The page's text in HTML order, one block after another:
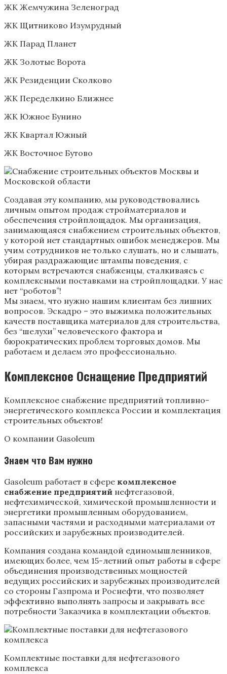
ЖК Жемчужина Зеленоград
ЖК Щитниково Изумрудный
ЖК Парад Планет
ЖК Золотые Ворота
ЖК Резиденции Сколково
ЖК Переделкино Ближнее
ЖК Южное Бунино
ЖК Квартал Южный
ЖК Восточное Бутово
Создавая эту компанию, мы руководствовались
личным опытом продаж стройматериалов и
обеспечения стройплощадок. Мы организация,
занимающаяся снабжением строительных объектов,
у которой нет стандартных ошибок менеджеров. Мы
учим сотрудников не только слушать, но и слышать,
убирая раздражающие штампы поведения, с
которым встречаются снабженцы, сталкиваясь с
комплексными поставками на стройплощадки. У нас
нет “роботов”!
Мы знаем, что нужно нашим клиентам без лишних
вопросов. Эскадро – это выжимка положительных
качеств поставщика материалов для строительства,
без “шелухи” человеческого фактора и
бюрократических проблем торговых домов. Мы
работаем и делаем это профессионально.
Комплексное Оснащение Предприятий
Комплексное снабжение предприятий топливно-
энергетического комплекса России и комплектация
строительных объектов!
О компании Gasoleum
Знаем что Вам нужно
Gasoleum работает в сфере комплексное
снабжение предприятий нефтегазовой,
нефтехимической, химической промышленности и
энергетики промышленным оборудованием,
запасными частями и расходными материалами от
российских и зарубежных производителей.
Компания создана командой единомышленников,
имеющих более, чем 15-летний опыт работы в сфере
объединения производственных мощностей
ведущих российских и зарубежных производителей
со стороны Газпрома и Роснефти, что позволяет
эффективно выполнять запросы и закрывать все
потребности Заказчика в комплектации объектов.
Комплектные поставки для нефтегазового
комплекса